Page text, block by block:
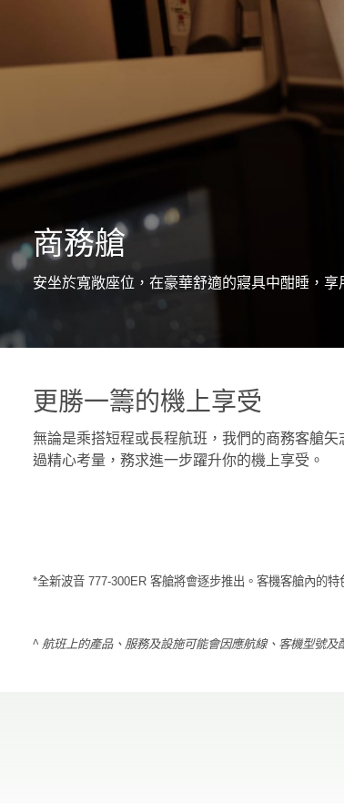
商務艙
安坐於寬敞座位，在豪華舒適的寢具中酣睡，
更勝一籌的機上享受
無論是乘搭短程或長程航班，我們的商務客艙
過精心考量，務求進一步躍升你的機上享受。
*全新波音 777-300ER 客艙將會逐步推出。客機客艙內的特
^ 航班上的產品、服務及設施可能會因應航線、客機型號